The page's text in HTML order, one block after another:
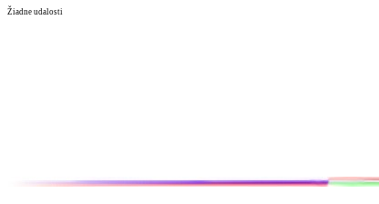
Žiadne udalosti